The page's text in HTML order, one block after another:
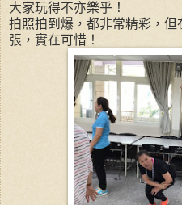
大家玩得不亦樂乎！
拍照拍到爆，都非常精彩，
張，實在可惜！